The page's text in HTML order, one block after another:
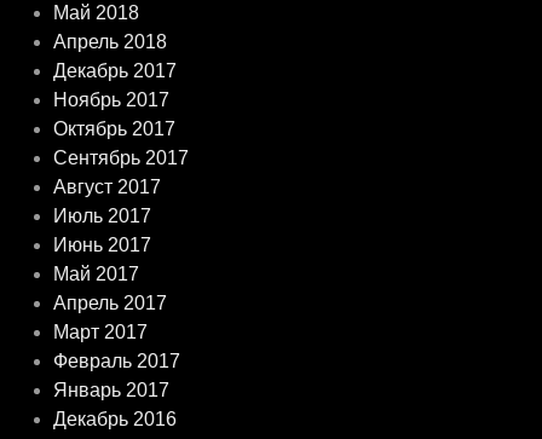
Май 2018
Апрель 2018
Декабрь 2017
Ноябрь 2017
Октябрь 2017
Сентябрь 2017
Август 2017
Июль 2017
Июнь 2017
Май 2017
Апрель 2017
Март 2017
Февраль 2017
Январь 2017
Декабрь 2016